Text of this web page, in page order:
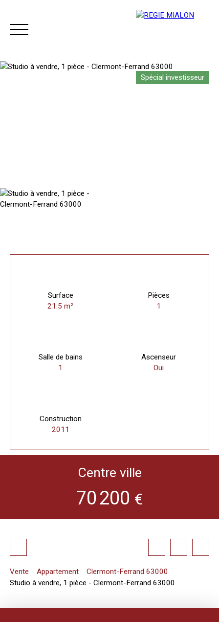
Spécial investisseur
Surface
21.5m²
Pièces
1
Salle de bains
1
Ascenseur
Oui
Construction
2011
Centre ville
70 200 €
Vente Appartement
Clermont-Ferrand 63000
Studio à vendre, 1 pièce - Clermont-Ferrand 63000